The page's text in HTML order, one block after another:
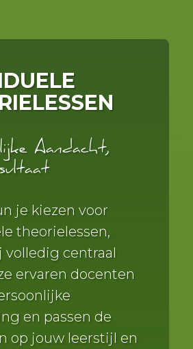
Aandacht,
je kiezen voor
theorielessen,
volledig centraal
ervaren docenten
en passen de
op jouw leerstijl en